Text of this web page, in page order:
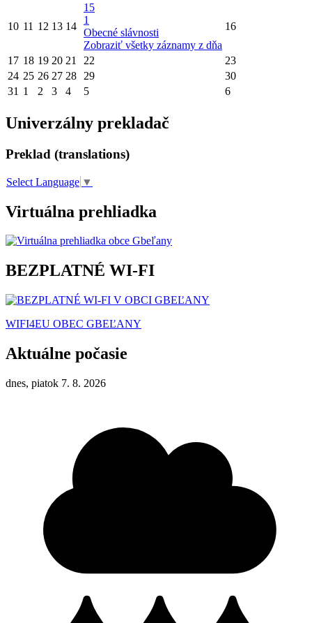
10 11 12 13 14
15
1
Obecné slávnosti
Zobraziť všetky záznamy z dňa
16
17 18 19 20 21 22
23
24 25 26 27 28 29
30
31 1 2 3 4 5 6
Univerzálny prekladač
Preklad (translations)
Select Language ▼
Virtuálna prehliadka
BEZPLATNÉ WI-FI
WIFI4EU OBEC GBEĽANY
Aktuálne počasie
dnes, piatok 7. 8. 2026